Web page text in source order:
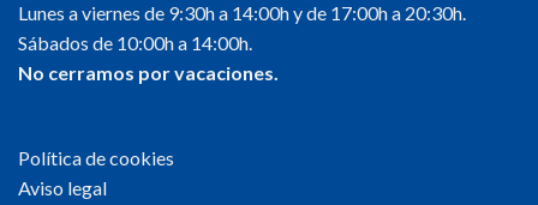
Lunes a viernes de 9:30h a 14:00h y de 17:00h a 20:30h.
Sábados de 10:00h a 14:00h.
No cerramos por vacaciones.
Política de cookies
Aviso legal